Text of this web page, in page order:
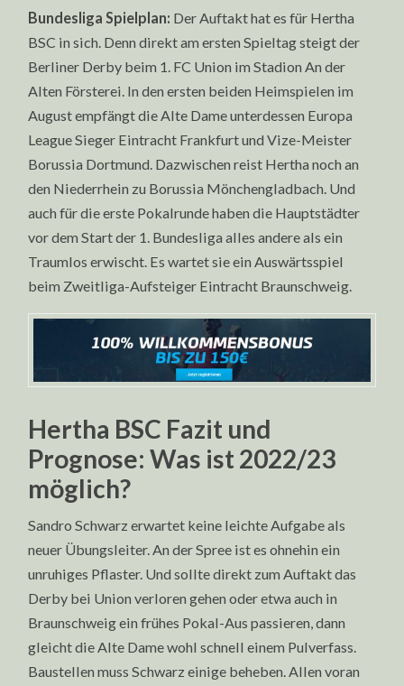
Bundesliga Spielplan: Der Auftakt hat es für Hertha
BSC in sich. Denn direkt am ersten Spieltag steigt der
Berliner Derby beim 1. FC Union im Stadion An der
Alten Försterei. In den ersten beiden Heimspielen im
August empfängt die Alte Dame unterdessen Europa
League Sieger Eintracht Frankfurt und Vize-Meister
Borussia Dortmund. Dazwischen reist Hertha noch an
den Niederrhein zu Borussia Mönchengladbach. Und
auch für die erste Pokalrunde haben die Hauptstädter
vor dem Start der 1. Bundesliga alles andere als ein
Traumlos erwischt. Es wartet sie ein Auswärtsspiel
beim Zweitliga-Aufsteiger Eintracht Braunschweig.
Hertha BSC Fazit und
Prognose: Was ist 2022/23
möglich?
Sandro Schwarz erwartet keine leichte Aufgabe als
neuer Übungsleiter. An der Spree ist es ohnehin ein
unruhiges Pflaster. Und sollte direkt zum Auftakt das
Derby bei Union verloren gehen oder etwa auch in
Braunschweig ein frühes Pokal-Aus passieren, dann
gleicht die Alte Dame wohl schnell einem Pulverfass.
Baustellen muss Schwarz einige beheben. Allen voran